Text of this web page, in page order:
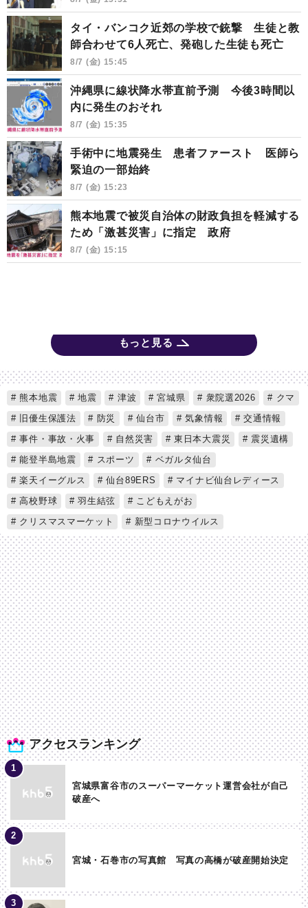
タイ・バンコク近郊の学校で銃撃 生徒と教
師合わせて6人死亡、発砲した生徒も死亡
8/7 (金) 15:45
沖縄県に線状降水帯直前予測 今後3時間以
内に発生のおそれ
8/7 (金) 15:35
手術中に地震発生 患者ファースト 医師ら
緊迫の一部始終
8/7 (金) 15:23
熊本地震で被災自治体の財政負担を軽減する
ため「激甚災害」に指定 政府
8/7 (金) 15:15
もっと見る
アクセスランキング
宮城県富谷市のスーパーマーケット運営会社が自己
破産へ
宮城・石巻市の写真館 写真の高橋が破産開始決定
熊本地震 地震 津波 宮城県 衆院選2026
クマ
旧優生保護法
防災 仙台市 気象情報
交通情報
事件・事故・火事
自然災害 東日本大震災
震災遺構
能登半島地震
スポーツ
ベガルタ仙台
楽天イーグルス
仙台89ERS
マイナビ仙台レディース
高校野球
羽生結弦
こどもえがお
クリスマスマーケット
新型コロナウイルス